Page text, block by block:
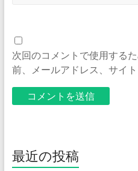
次回のコメントで使用する
前、メールアドレス、サイト
最近の投稿